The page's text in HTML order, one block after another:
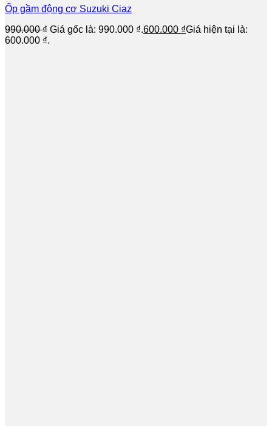
Ốp gầm động cơ Suzuki Ciaz
990.000₫ Giá gốc là: 990.000 ₫.600.000 ₫Giá hiện tại là:
600.000 ₫.